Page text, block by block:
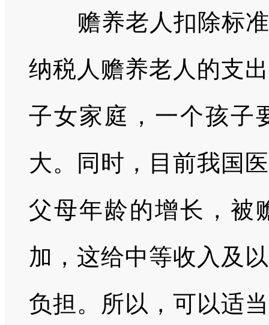
赡养老人扣除标准
纳税人赡养老人的支
子女家庭，一个孩子
大。同时，目前我国
父母年龄的增长，被
加，这给中等收入及
负担。所以，可以适